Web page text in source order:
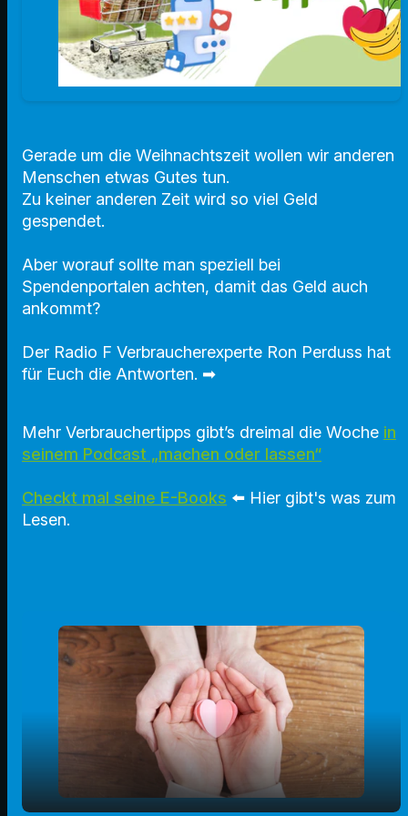
Gerade um die Weihnachtszeit wollen wir anderen
Menschen etwas Gutes tun.
Zu keiner anderen Zeit wird so viel Geld
gespendet.
Aber worauf sollte man speziell bei
Spendenportalen achten, damit das Geld auch
ankommt?
Der Radio F Verbraucherexperte Ron Perduss hat
für Euch die Antworten. ➡
Mehr Verbrauchertipps gibt’s dreimal die Woche in
seinem Podcast „machen oder lassen“
Checkt mal seine E-Books ⬅️ Hier gibt's was zum
Lesen.